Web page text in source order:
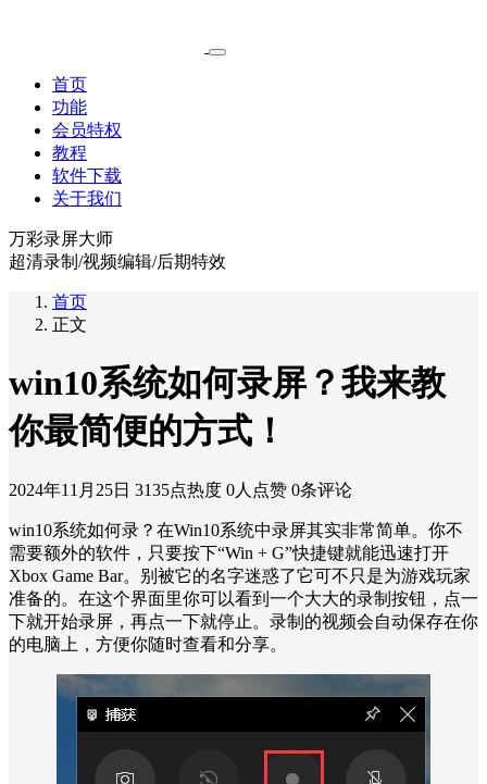
首页
功能
会员特权
教程
软件下载
关于我们
万彩录屏大师
超清录制/视频编辑/后期特效
首页
正文
win10系统如何录屏？我来教
你最简便的方式！
2024年11月25日 3135点热度 0人点赞 0条评论
win10系统如何录？在Win10系统中录屏其实非常简单。你不
需要额外的软件，只要按下“Win + G”快捷键就能迅速打开
Xbox Game Bar。别被它的名字迷惑了它可不只是为游戏玩家
准备的。在这个界面里你可以看到一个大大的录制按钮，点一
下就开始录屏，再点一下就停止。录制的视频会自动保存在你
的电脑上，方便你随时查看和分享。